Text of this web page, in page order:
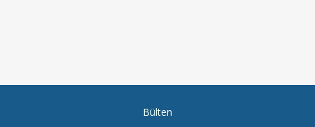
Bülten